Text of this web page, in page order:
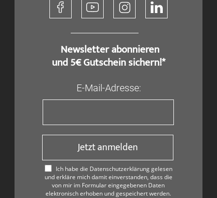
​ Newsletter abonnieren
und 5€ Gutschein sichern!*
E-Mail-Adresse:
Jetzt anmelden
Ich habe die Datenschutzerklärung gelesen
und erkläre mich damit einverstanden, dass die
von mir im Formular eingegebenen Daten
elektronisch erhoben und gespeichert werden.